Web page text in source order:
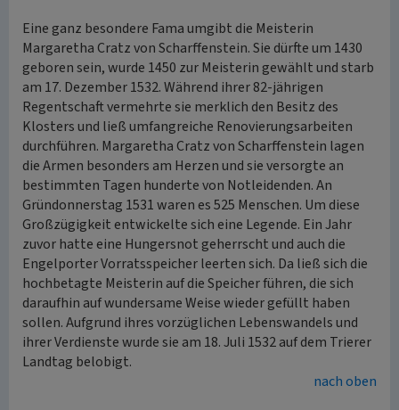
Eine ganz besondere Fama umgibt die Meisterin
Margaretha Cratz von Scharffenstein. Sie dürfte um 1430
geboren sein, wurde 1450 zur Meisterin gewählt und starb
am 17. Dezember 1532. Während ihrer 82-jährigen
Regentschaft vermehrte sie merklich den Besitz des
Klosters und ließ umfangreiche Renovierungsarbeiten
durchführen. Margaretha Cratz von Scharffenstein lagen
die Armen besonders am Herzen und sie versorgte an
bestimmten Tagen hunderte von Notleidenden. An
Gründonnerstag 1531 waren es 525 Menschen. Um diese
Großzügigkeit entwickelte sich eine Legende. Ein Jahr
zuvor hatte eine Hungersnot geherrscht und auch die
Engelporter Vorratsspeicher leerten sich. Da ließ sich die
hochbetagte Meisterin auf die Speicher führen, die sich
daraufhin auf wundersame Weise wieder gefüllt haben
sollen. Aufgrund ihres vorzüglichen Lebenswandels und
ihrer Verdienste wurde sie am 18. Juli 1532 auf dem Trierer
Landtag belobigt.
nach oben